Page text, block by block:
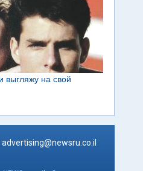
advertising@newsru.co.il